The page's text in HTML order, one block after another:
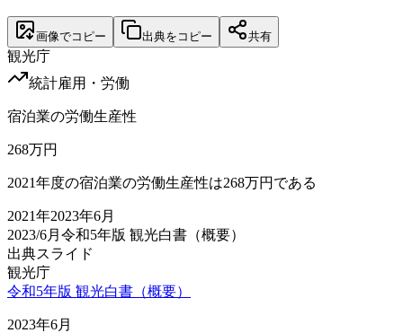
画像でコピー 出典をコピー 共有
観光庁
統計雇用・労働
宿泊業の労働生産性
268万円
2021年度の宿泊業の労働生産性は268万円である
2021年2023年6月
2023/6月 令和5年版 観光白書（概要）
出典スライド
観光庁
令和5年版 観光白書（概要）
2023年6月